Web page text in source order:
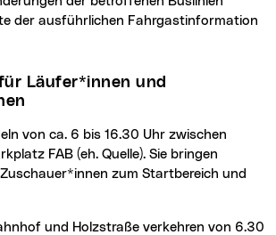
der ausführlichen Fahrgastinformation
FAB (eh. Quelle). Sie bringen
zum Startbereich und